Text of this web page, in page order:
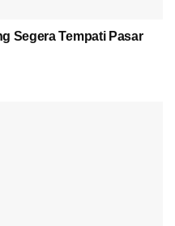
Segera Tempati Pasar